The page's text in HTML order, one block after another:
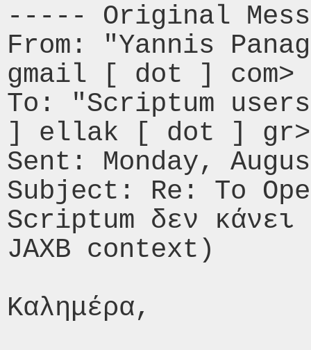
----- Original
From: "Yannis
gmail [ dot ] com>
To: "Scriptum
] ellak [ dot ]
Sent: Monday,
Subject: Re: Το
Scriptum δεν
JAXB context)
Καλημέρα,